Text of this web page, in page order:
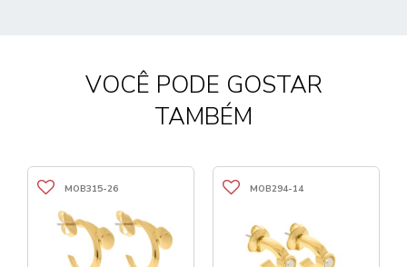
VOCÊ PODE GOSTAR
TAMBÉM
MOB315-26 MOB294-14